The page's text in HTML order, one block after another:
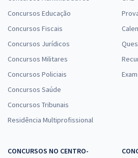
Concursos Educação
Concursos Fiscais
Concursos Jurídicos
Concursos Militares
Concursos Policiais
Concursos Saúde
Concursos Tribunais
Residência Multiprofissional
CONCURSOS NO CENTRO-